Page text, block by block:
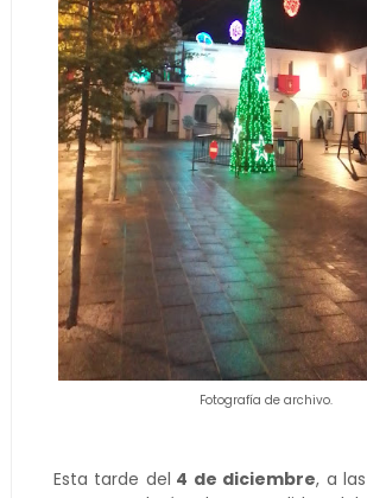
Fotografía de archivo.
Esta tarde del 4 de diciembre, a las